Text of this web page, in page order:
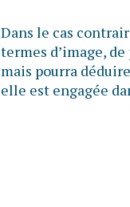
Dans le cas
termes d’image,
mais pourra
elle est engagée